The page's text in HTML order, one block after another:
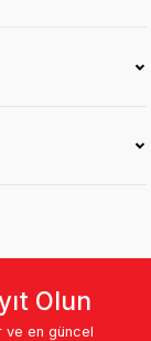
Olun
ve en güncel